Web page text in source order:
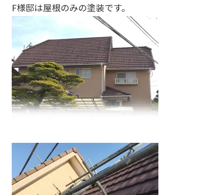
F様邸は屋根のみの塗装です。